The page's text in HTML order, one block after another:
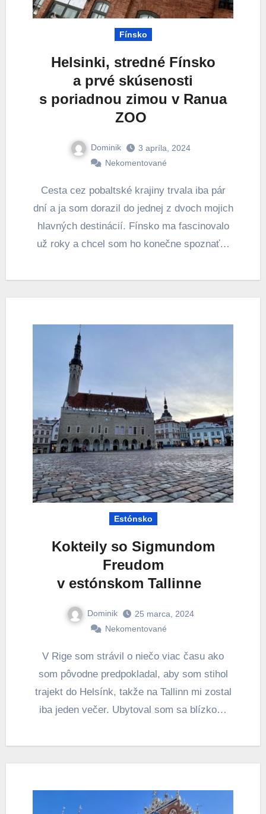
Fínsko
Helsinki, stredné Fínsko
a prvé skúsenosti
s poriadnou zimou v Ranua
ZOO
Dominik
3 apríla, 2024
Nekomentované
Cesta cez pobaltské krajiny trvala iba pár
dní a ja som dorazil do jednej z dvoch mojich
hlavných destinácií. Fínsko ma fascinovalo
už roky a chcel som ho konečne spoznať…
Estónsko
Kokteily so Sigmundom
Freudom
v estónskom Tallinne
Dominik
25 marca, 2024
Nekomentované
V Rige som strávil o niečo viac času ako
som pôvodne predpokladal, aby som stihol
trajekt do Helsínk, takže na Tallinn mi zostal
iba jeden večer. Ubytoval som sa blízko…